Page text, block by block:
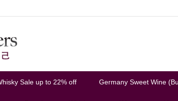
Sale up to 22% off Germany Sweet Wine